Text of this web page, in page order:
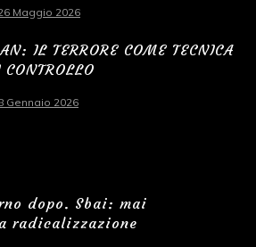
Maggio 2026
IL TERRORE COME TECNICA
CONTROLLO
Gennaio 2026
dopo. Sbai: mai
radicalizzazione